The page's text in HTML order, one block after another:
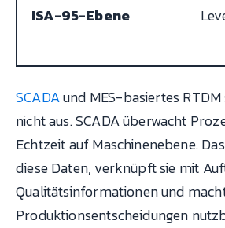
ISA-95-Ebene
SCADAund MES-basiertes
nicht aus. SCADA überwacht
Echtzeit auf Maschinenebene.
diese Daten, verknüpft sie mit
Qualitätsinformationen und
Produktionsentscheidungen